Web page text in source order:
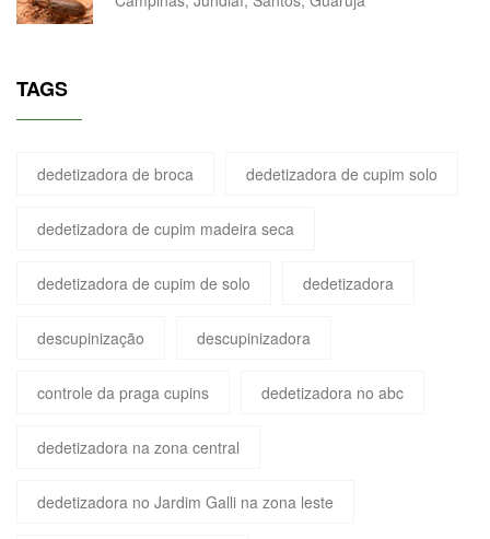
TAGS
dedetizadora de broca dedetizadora de cupim solo
dedetizadora de cupim madeira seca
dedetizadora de cupim de solo dedetizadora
descupinização descupinizadora
controle da praga cupins dedetizadora no abc
dedetizadora na zona central
dedetizadora no Jardim Galli na zona leste